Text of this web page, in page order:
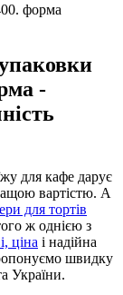
-
для кафе дарує
вартістю. А
для тортів
ж однією з
ціна і надійна
швидку
України.